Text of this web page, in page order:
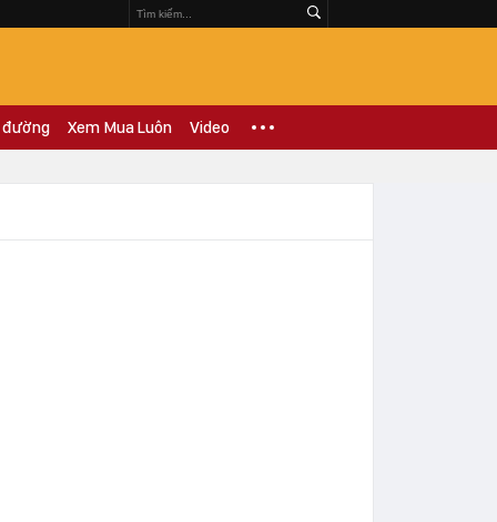
đường Xem Mua Luôn Video